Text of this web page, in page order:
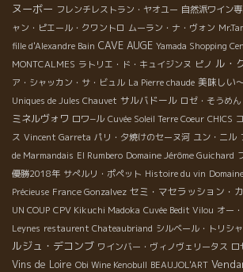
ヌーボー フレンチレストラン・ヤオユー 自然派ワイン
ャン・ピエール・クワントロ ムーラン・ナ・ヴォン
fille d'Alexandre Bain CAVE AUGE Yamada Shopping
MONTCALMES ラトリエ・ド・キュイジンヌ ピノ ル・
ア・シャッカン・サ・ビュル La Pierre chaude 美味しい
Uniques de Jules Chauvet サルバドール ロゼ・そうめん
ミネルヴォワ ロワ−ル Cuvée Soleil Terre Coeur CHICS
ス Vincent Garreta パリ・夕焼けのセーヌ河 ユン・ニル
de Marmandais El Rumbero Domaine Jérôme Guichard
優勝2018年 サぺルリ・ポペット Histoire du vin
Précieuse France Gonzalvez セミ・マセラッション・
UN COUP CPV Kikuchi Madoka Cuvée Bedit Vilou オー
Leynes restaurent Chateaubriand シルベール・トリシ
ルジュ・デコンブ ワインバー・ヴィノヴェリータス ロ
Vins de Loire Obi Wine Kenobull BEAUJOL'ART